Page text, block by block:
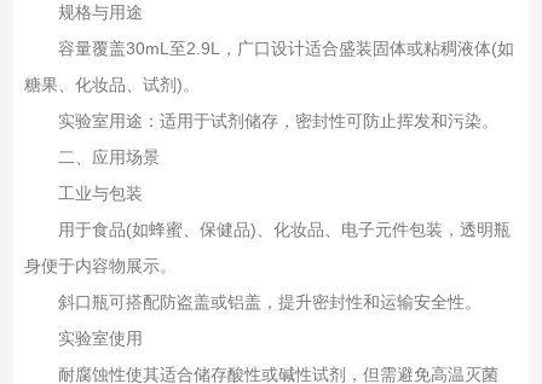
规格与用途‌
容量覆盖30mL至2.9L，广口设计适合盛装固体或粘稠液体(如
糖果、化妆品、试剂)。
实验室用途：适用于试剂储存，密封性可防止挥发和污染。
二、应用场景‌
工业与包装‌
用于食品(如蜂蜜、保健品)、化妆品、电子元件包装，透明瓶
身便于内容物展示。
斜口瓶可搭配防盗盖或铝盖，提升密封性和运输安全性。
实验室使用‌
耐腐蚀性使其适合储存酸性或碱性试剂，但需避免高温灭菌